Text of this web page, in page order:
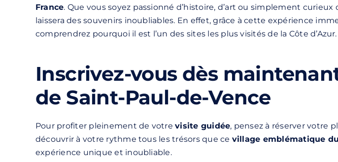
France. Que vous soyez passionné d’histoire, d’art ou simplement
laissera des souvenirs inoubliables. En effet, grâce à cette expérience
comprendrez pourquoi il est l’un des sites les plus visités de la Côte d’Azur.
Inscrivez-vous dès
de Saint-Paul-de-Vence
Pour profiter pleinement de votrevisite guidée, pensez à réserver votre
découvrir à votre rythme tous les trésors que ce village emblématique
expérience unique et inoubliable.